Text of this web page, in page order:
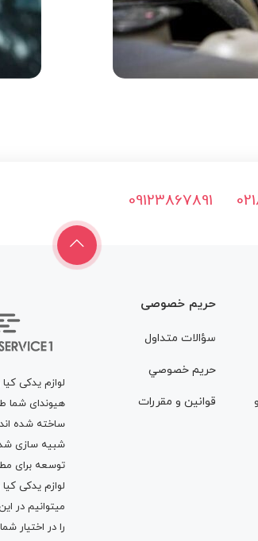
09123867891
حریم خصوصی
سؤالات متداول
حريم خصوصي
قوانين و مقررات
لوازم یدکی
هیوندای شما
ساخته شده
شبیه سازی
توسعه برای
لوازم یدکی کیا
میتوانیم در
را در اختیار